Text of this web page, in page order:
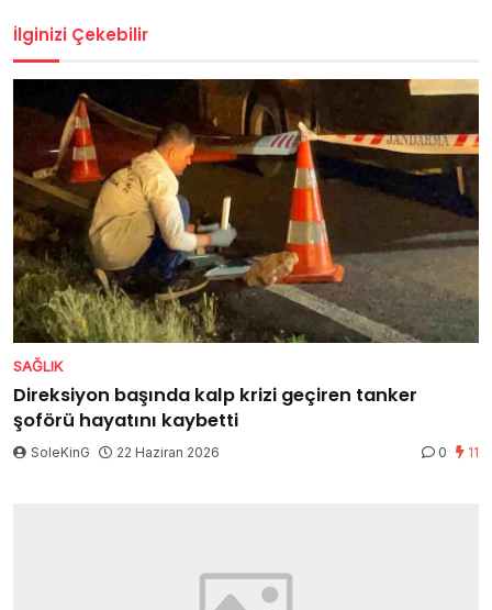
İlginizi Çekebilir
SAĞLIK
Direksiyon başında kalp krizi geçiren tanker
şoförü hayatını kaybetti
SoleKinG 22 Haziran 2026 0 11